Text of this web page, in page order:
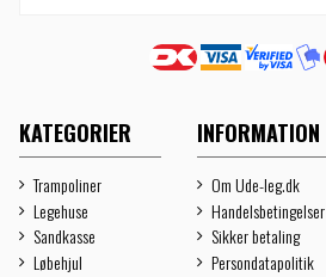
KATEGORIER
Trampoliner
Legehuse
Sandkasse
Løbehjul
INFORMATION
Om Ude-leg.dk
Handelsbetingelser
Sikker betaling
Persondatapolitik